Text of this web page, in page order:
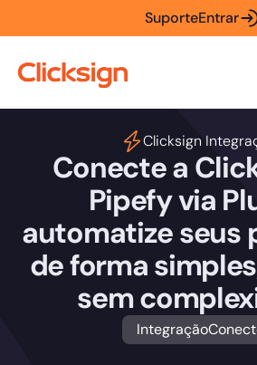
SuporteEntrar
Clicksign
Conecte a
Pipefy via
automatize seus
de forma
sem
Integração